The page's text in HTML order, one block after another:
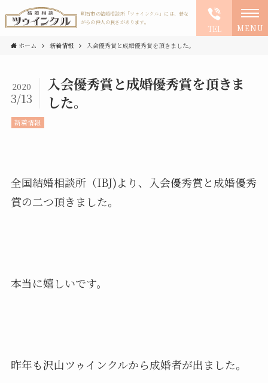
明石市の結婚相談所「ツゥインクル」には、昔な
がらの仲人の良さがあります。
TEL MENU
ホーム 新着情報 入会優秀賞と成婚優秀賞を頂きました。
入会優秀賞と成婚優秀賞を頂きま
した。
2020
3/13
新着情報
全国結婚相談所（IBJ)より、入会優秀賞と成婚優秀
賞の二つ頂きました。
本当に嬉しいです。
昨年も沢山ツゥインクルから成婚者が出ました。